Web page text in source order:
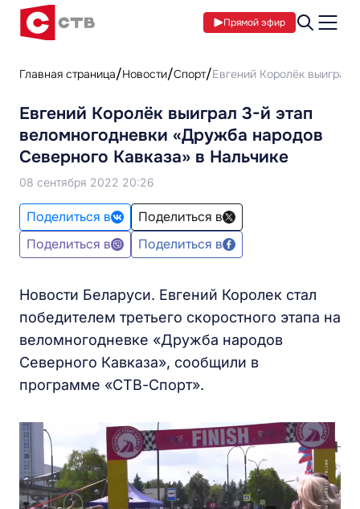
Прямой эфир
Главная страница Новости Спорт Евгений Королёк выиграл
Евгений Королёк выиграл 3-й этап
веломногодневки «Дружба народов
Северного Кавказа» в Нальчике
08 сентября 2022 20:26
Поделиться в
Поделиться в
Поделиться в
Поделиться в
Новости Беларуси. Евгений Королек стал
победителем третьего скоростного этапа на
веломногодневке «Дружба народов
Северного Кавказа», сообщили в
программе «СТВ-Спорт».